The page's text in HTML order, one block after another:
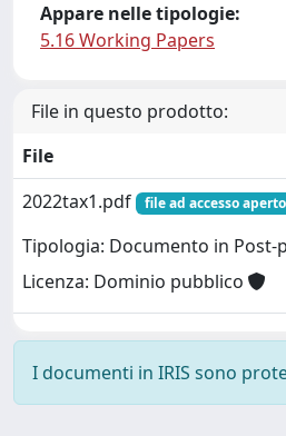
Appare nelle tipologie:
5.16 Working Papers
File in questo prodotto:
File
2022tax1.pdf
file ad accesso aperto
Tipologia: Documento in Post-
Licenza: Dominio pubblico
I documenti in IRIS sono